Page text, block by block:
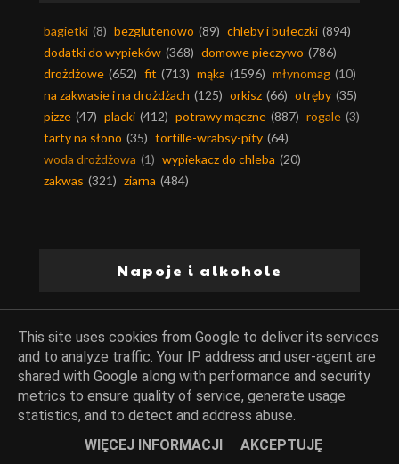
bagietki (8) bezglutenowo (89) chleby i bułeczki (894)
dodatki do wypieków (368) domowe pieczywo (786)
drożdżowe (652) fit (713) mąka (1596) młynomag (10)
na zakwasie i na drożdżach (125) orkisz (66) otręby (35)
pizze (47) placki (412) potrawy mączne (887) rogale (3)
tarty na słono (35) tortille-wrabsy-pity (64)
woda drożdżowa (1) wypiekacz do chleba (20)
zakwas (321) ziarna (484)
Napoje i alkohole
kawa (64) nalewki (61) napoje (162)
napoje alkoholowe (109) oliwa (177) soki (67)
syropy (52)
This site uses cookies from Google to deliver its services
and to analyze traffic. Your IP address and user-agent are
shared with Google along with performance and security
metrics to ensure quality of service, generate usage
statistics, and to detect and address abuse.
WIĘCEJ INFORMACJI
AKCEPTUJĘ